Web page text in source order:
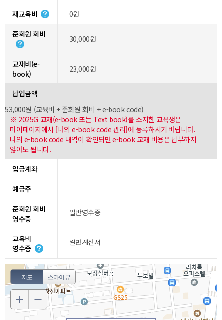
재교육비
0원
준회원 회비
30,000원
교재비(e-
book)
23,000원
납입금액
53,000원 (교육비 + 준회원 회비 + e-book code)
※ 2025G 교재(e-book 또는 Text book)를 소지한 교육생은
마이페이지에서 [나의 e-book code 관리]에 등록하시기 바랍니다.
나의 e-book code 내역이 확인되면 e-book 교재 비용은 납부하지
않아도 됩니다.
입금계좌
예금주
준회원 회비
영수증
일반영수증
교육비
영수증
일반계산서
지도 스카이뷰